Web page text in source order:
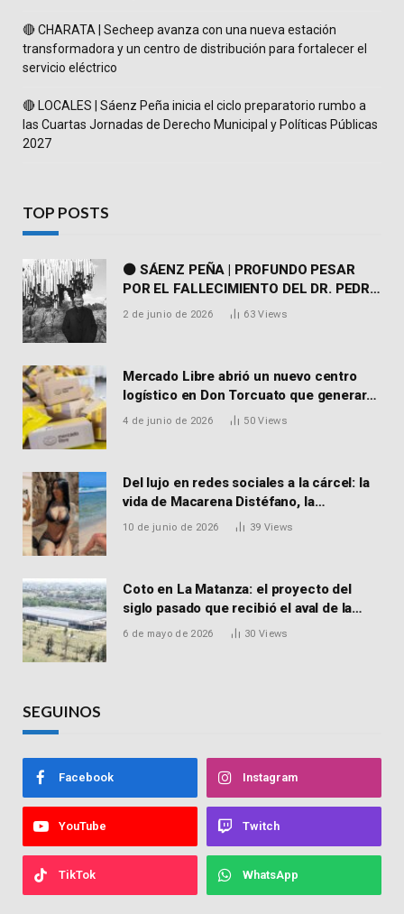
🔴 CHARATA | Secheep avanza con una nueva estación
transformadora y un centro de distribución para fortalecer el
servicio eléctrico
🔴 LOCALES | Sáenz Peña inicia el ciclo preparatorio rumbo a
las Cuartas Jornadas de Derecho Municipal y Políticas Públicas
2027
TOP POSTS
⚫ SÁENZ PEÑA | PROFUNDO PESAR
POR EL FALLECIMIENTO DEL DR. PEDRO
MARTORELL
2 de junio de 2026 63Views
Mercado Libre abrió un nuevo centro
logístico en Don Torcuato que generará
900 empleos: cómo enviar el CV
4 de junio de 2026 50Views
Del lujo en redes sociales a la cárcel: la
vida de Macarena Distéfano, la
influencer de San Martín acusada de
10 de junio de 2026 39 Views
Coto en La Matanza: el proyecto del
siglo pasado que recibió el aval de la
Justicia para reactivar una obra frenada
6 de mayo de 2026 30 Views
SEGUINOS
Facebook Instagram
YouTube Twitch
TikTok WhatsApp